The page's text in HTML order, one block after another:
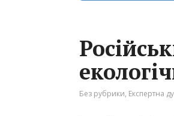
Без рубрики, Експертна